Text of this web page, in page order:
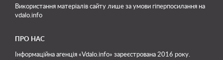
Використання матеріалів сайту лише за умови гіперпосилання на
vdalo.info
ПРО НАС
Інформаційна агенція «Vdalo.info» зареєстрована 2016 року.